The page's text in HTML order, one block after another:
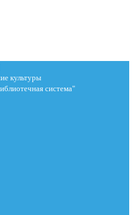
культуры
система"